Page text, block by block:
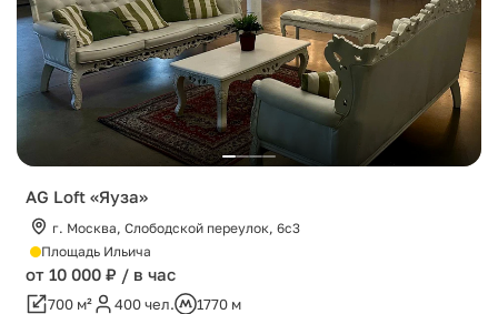
AG Loft «Яуза»
г. Москва, Слободской переулок, 6с3
Площадь Ильича
от 10 000 ₽ / в час
700 м² 400 чел. 1770 м